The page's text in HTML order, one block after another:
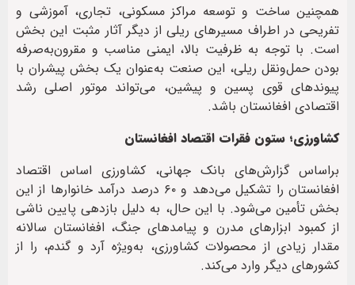
همچنین ساخت و توسعه مراکز مسکونی، تجاری، آموزشی و
تفریحی در اطراف مسیرهای ریلی از دیگر آثار مثبت این بخش
است. با توجه به ظرفیت بالا، ایمنی مناسب و مقرون‌به‌صرفه
بودن حمل‌ونقل ریلی، این صنعت به‌عنوان یک بخش پیشران با
پیوندهای قوی پسین و پیشین، می‌تواند موتور اصلی رشد
اقتصادی افغانستان باشد.
کشاورزی؛ ستون فقرات اقتصاد افغانستان
براساس گزارش‌های بانک جهانی، کشاورزی اساس اقتصاد
افغانستان را تشکیل می‌دهد و ۶۰ درصد درآمد خانوارها از این
بخش تأمین می‌شود. با این حال، به دلیل بازدهی پایین ناشی
از کمبود ابزارهای مدرن و پیامدهای جنگ، افغانستان سالانه
مقدار زیادی از محصولات کشاورزی، به‌ویژه آرد و گندم، را از
کشورهای دیگر وارد می‌کند.